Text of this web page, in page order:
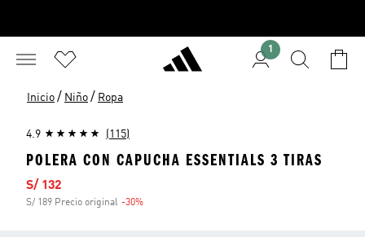
1
Inicio / Niño / Ropa
4.9 (115)
POLERA CON CAPUCHA ESSENTIALS 3 TIRAS
Precio de venta
S/ 132
S/ 189 Precio original -30%